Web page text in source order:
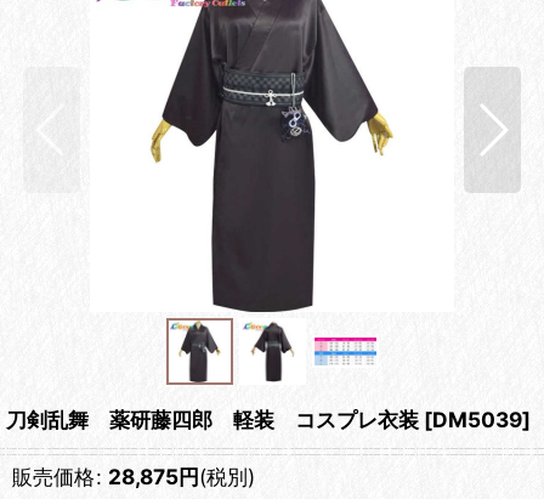
刀剣乱舞 薬研藤四郎 軽装 コスプレ衣装 [DM5039]
販売価格: 28,875円(税別)